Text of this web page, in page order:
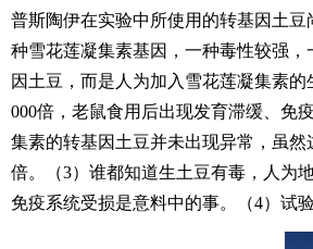
普斯陶伊在实验中所使用的转基因土
种雪花莲凝集素基因，一种毒性较强
因土豆，而是人为加入雪花莲凝集素
000倍，老鼠食用后出现发育滞缓、免
集素的转基因土豆并未出现异常，虽
倍。（3）谁都知道生土豆有毒，人为
免疫系统受损是意料中的事。（4）试